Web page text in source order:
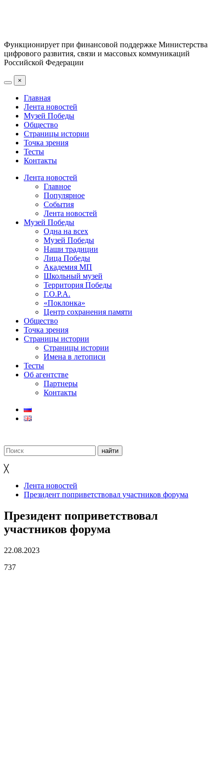
Функционирует при финансовой поддержке Министерства
цифрового развития, связи и массовых коммуникаций
Российской Федерации
×
Главная
Лента новостей
Музей Победы
Общество
Страницы истории
Точка зрения
Тесты
Контакты
Лента новостей
Главное
Популярное
События
Лента новостей
Музей Победы
Одна на всех
Музей Победы
Наши традиции
Лица Победы
Академия МП
Школьный музей
Территория Победы
Г.О.Р.А.
«Поклонка»
Центр сохранения памяти
Общество
Точка зрения
Страницы истории
Страницы истории
Имена в летописи
Тесты
Об агентстве
Партнеры
Контакты
╳
Лента новостей
Президент поприветствовал участников форума
Президент поприветствовал
участников форума
22.08.2023
737